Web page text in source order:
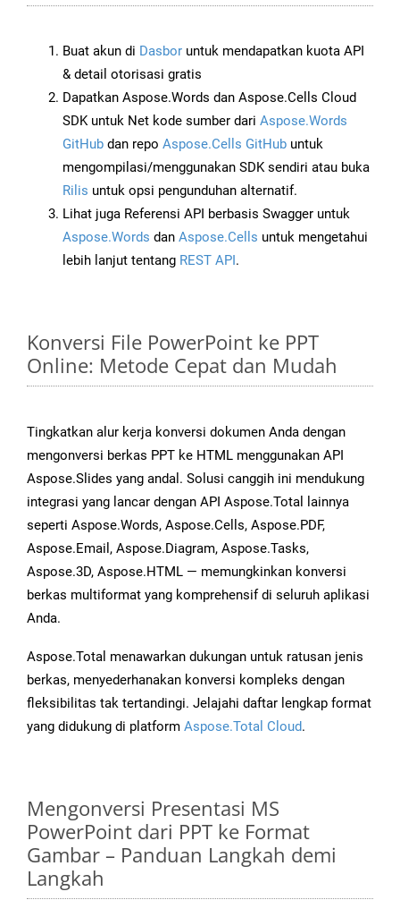
Buat akun di Dasbor untuk mendapatkan kuota API
& detail otorisasi gratis
Dapatkan Aspose.Words dan Aspose.Cells Cloud
SDK untuk Net kode sumber dari Aspose.Words
GitHub dan repo Aspose.Cells GitHub untuk
mengompilasi/menggunakan SDK sendiri atau buka
Rilis untuk opsi pengunduhan alternatif.
Lihat juga Referensi API berbasis Swagger untuk
Aspose.Words dan Aspose.Cells untuk mengetahui
lebih lanjut tentang REST API.
Konversi File PowerPoint ke PPT
Online: Metode Cepat dan Mudah
Tingkatkan alur kerja konversi dokumen Anda dengan
mengonversi berkas PPT ke HTML menggunakan API
Aspose.Slides yang andal. Solusi canggih ini mendukung
integrasi yang lancar dengan API Aspose.Total lainnya
seperti Aspose.Words, Aspose.Cells, Aspose.PDF,
Aspose.Email, Aspose.Diagram, Aspose.Tasks,
Aspose.3D, Aspose.HTML — memungkinkan konversi
berkas multiformat yang komprehensif di seluruh aplikasi
Anda.
Aspose.Total menawarkan dukungan untuk ratusan jenis
berkas, menyederhanakan konversi kompleks dengan
fleksibilitas tak tertandingi. Jelajahi daftar lengkap format
yang didukung di platform Aspose.Total Cloud.
Mengonversi Presentasi MS
PowerPoint dari PPT ke Format
Gambar – Panduan Langkah demi
Langkah